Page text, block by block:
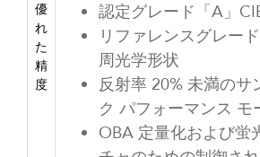
優
れ
た
精
度
認定グレード「A」
リファレンスグレー
周光学形状
反射率 20% 未満のサ
ク パフォーマンス モ
OBA 定量化および蛍